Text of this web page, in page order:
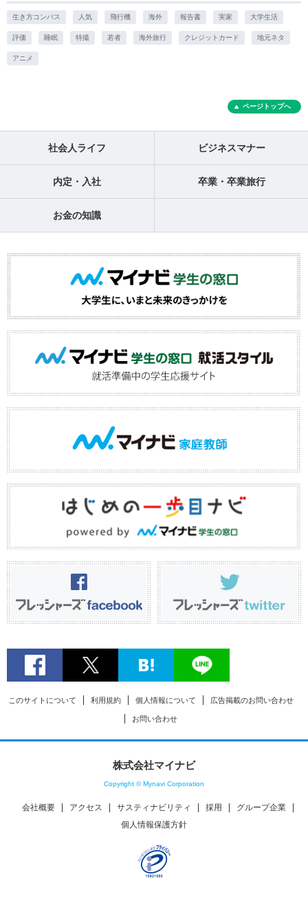
生き方コンパス 人気 飛行機 海外 報告書 実家 大学生活
評価 睡眠 特撮 若者 海外旅行 クレジットカード 地元ネタ
アニメ
ページトップへ
社会人ライフ ビジネスマナー
内定・入社 卒業・卒業旅行
お金の知識
このサイトについて 利用規約 個人情報について 広告掲載のお問い合わせ
お問い合わせ
株式会社マイナビ
Copyright © Mynavi Corporation
会社概要 アクセス サスティナビリティ 採用
グループ企業
個人情報保護方針